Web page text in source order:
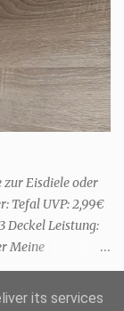
sich
bald erkennen,
Die Klippe -
den Verlagen
anderen
sie sehr
Sie haben
zur Eisdiele oder
Tefal UVP: 2,99€
Deckel Leistung:
Meine
in einem großen
its services